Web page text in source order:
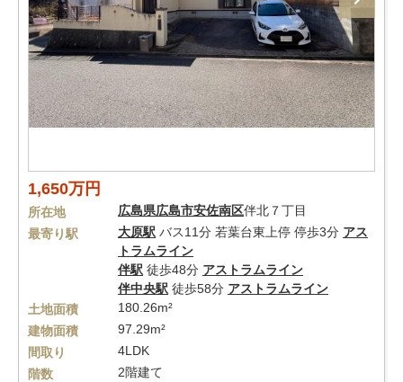
1,650万円
所在地 広島県広島市安佐南区伴北７丁目
最寄り駅
大原駅 バス11分 若葉台東上停 停歩3分 アス
トラムライン
伴駅 徒歩48分 アストラムライン
伴中央駅 徒歩58分 アストラムライン
土地面積
180.26m²
建物面積
97.29m²
間取り
4LDK
階数
2階建て